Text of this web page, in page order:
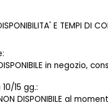
E TEMPI DI
in negozio,
15 gg.:
DISPONIBILE al